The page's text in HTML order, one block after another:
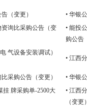
（变更）
• 华银
询比采购公告（变
• 能投
购公告
气设备安装调试）
• 江西
采购公告（变更）
• 华银
挂 牌采购单-2500大
• 江西
（变更